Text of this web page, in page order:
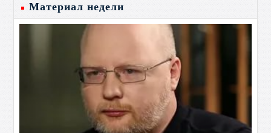
Материал недели